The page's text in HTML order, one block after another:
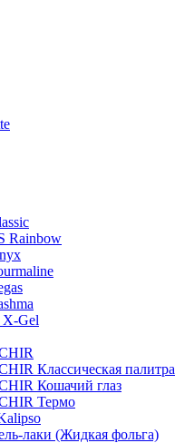
Rainbow
X-Gel
Классическая палитра
Кошачий глаз
Термо
лаки (Жидкая фольга)